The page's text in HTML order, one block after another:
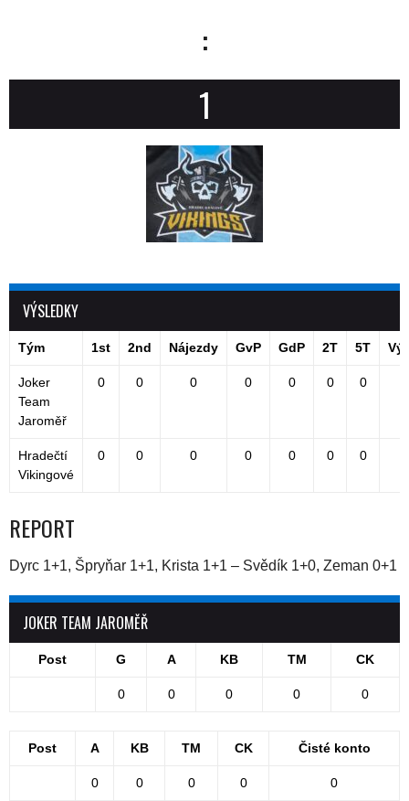
:
1
VÝSLEDKY
Tým 1st 2nd Nájezdy GvP GdP 2T 5T
Joker
Team
Jaroměř
0 0 0 0 0 0 0
Hradečtí
Vikingové
0 0 0 0 0 0 0
REPORT
Dyrc 1+1, Špryňar 1+1, Krista 1+1 – Svědík 1+0, Zeman 0+1
JOKER TEAM JAROMĚŘ
Post G A KB TM CK
0 0 0 0 0
Post A KB TM CK Čisté konto
0 0 0 0 0